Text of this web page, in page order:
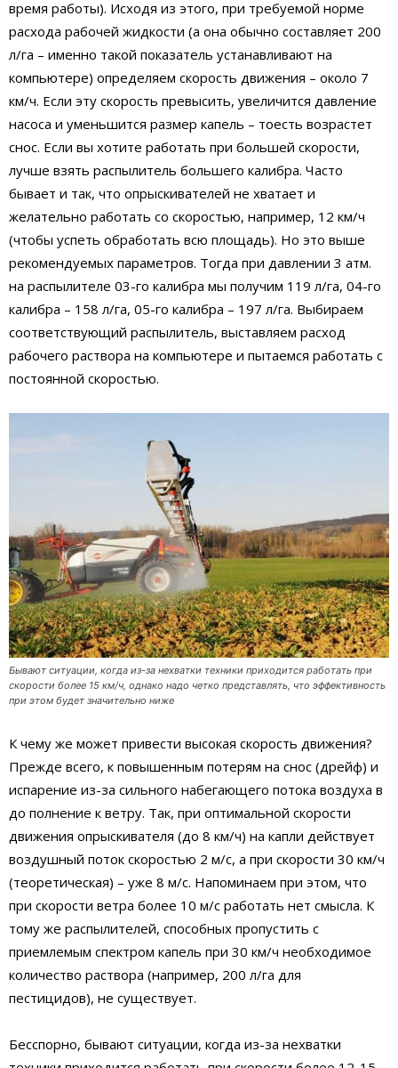
время работы). Исходя из этого, при требуемой норме
расхода рабочей жидкости (а она обычно составляет 200
л/га – именно такой показатель устанавливают на
компьютере) определяем скорость движения – около 7
км/ч. Если эту скорость превысить, увеличится давление
насоса и уменьшится размер капель – тоесть возрастет
снос. Если вы хотите работать при большей скорости,
лучше взять распылитель большего калибра. Часто
бывает и так, что опрыскивателей не хватает и
желательно работать со скоростью, например, 12 км/ч
(чтобы успеть обработать всю площадь). Но это выше
рекомендуемых параметров. Тогда при давлении 3 атм.
на распылителе 03-го калибра мы получим 119 л/га, 04-го
калибра – 158 л/га, 05-го калибра – 197 л/га. Выбираем
соответствующий распылитель, выставляем расход
рабочего раствора на компьютере и пытаемся работать с
постоянной скоростью.
Бывают ситуации, когда из-за нехватки техники приходится работать при
скорости более 15 км/ч, однако надо четко представлять, что эффективность
при этом будет значительно ниже
К чему же может привести высокая скорость движения?
Прежде всего, к повышенным потерям на снос (дрейф) и
испарение из-за сильного набегающего потока воздуха в
до полнение к ветру. Так, при оптимальной скорости
движения опрыскивателя (до 8 км/ч) на капли действует
воздушный поток скоростью 2 м/с, а при скорости 30 км/ч
(теоретическая) – уже 8 м/с. Напоминаем при этом, что
при скорости ветра более 10 м/с работать нет смысла. К
тому же распылителей, способных пропустить с
приемлемым спектром капель при 30 км/ч необходимое
количество раствора (например, 200 л/га для
пестицидов), не существует.
Бесспорно, бывают ситуации, когда из-за нехватки